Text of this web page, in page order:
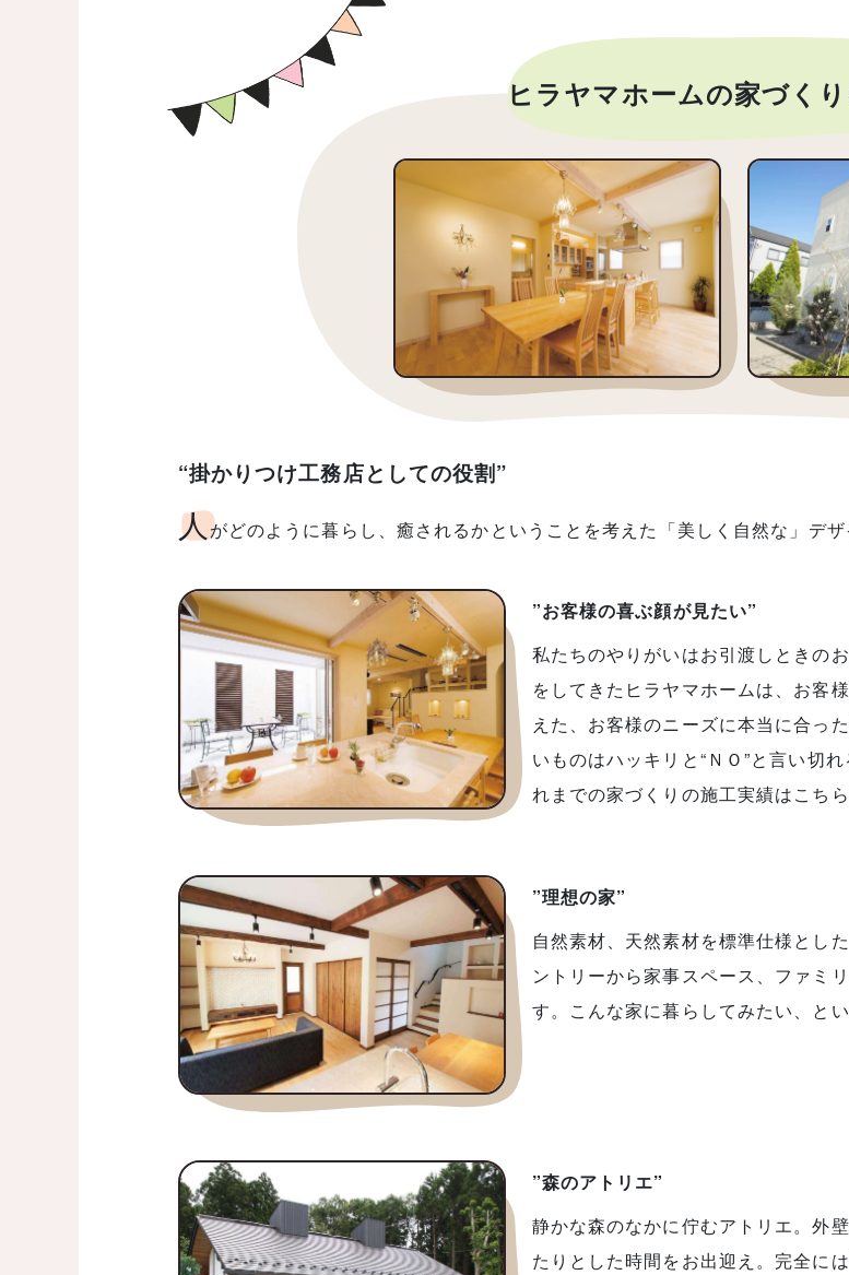
ヒラヤマホームの家づく
“掛かりつけ工務店としての役割”
人がどのように暮らし、癒されるかということを考えた「美しく自然な」デザ
”お客様の喜ぶ顔が見たい”
私たちのやりがいはお引渡しときの
をしてきたヒラヤマホームは、お客
えた、お客様のニーズに本当に合っ
いものはハッキリと“ＮＯ”と言い切
れまでの家づくりの施工実績はこちら
”理想の家”
自然素材、天然素材を標準仕様とし
ントリーから家事スペース、ファミ
す。こんな家に暮らしてみたい、と
”森のアトリエ”
静かな森のなかに佇むアトリエ。外
たりとした時間をお出迎え。完全に